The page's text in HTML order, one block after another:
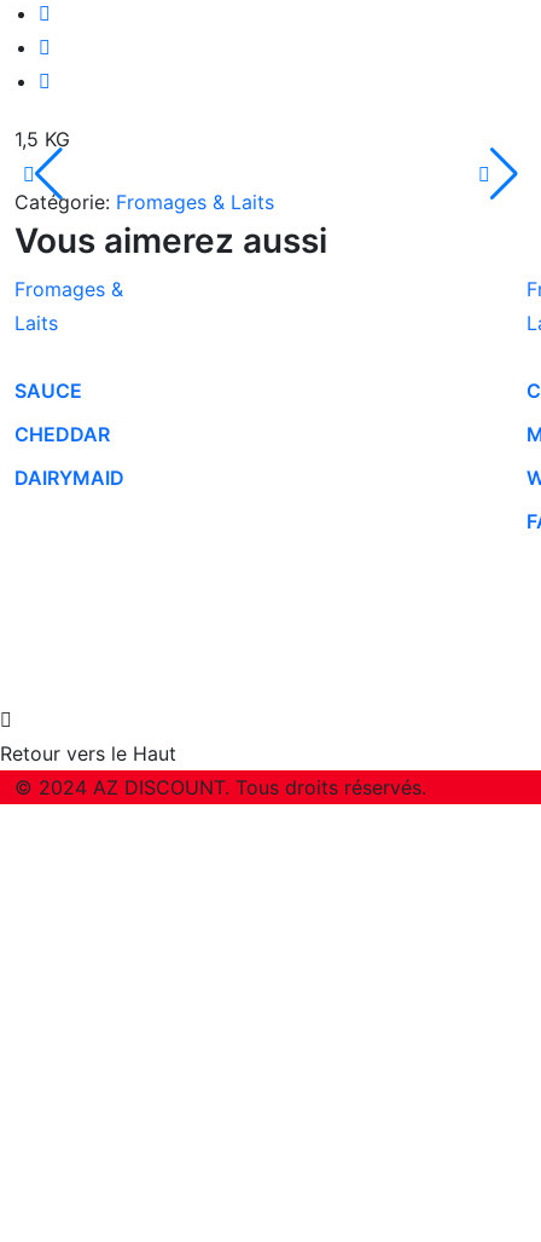
1,5 KG
Catégorie: Fromages & Laits
Vous aimerez aussi
Fromages &
Laits
SAUCE
CHEDDAR
DAIRYMAID
Retour vers le Haut
© 2024 AZ DISCOUNT. Tous droits réservés.